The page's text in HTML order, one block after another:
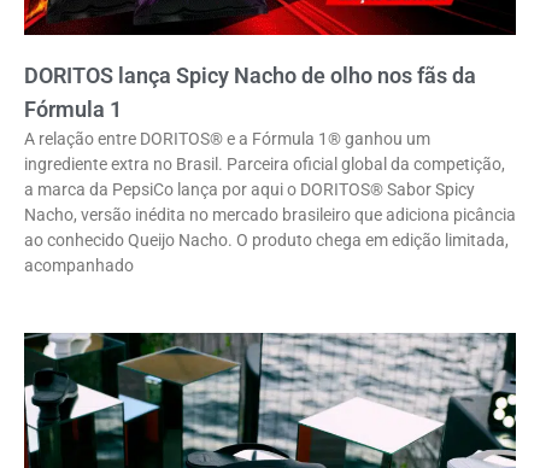
DORITOS lança Spicy Nacho de olho nos fãs da
Fórmula 1
A relação entre DORITOS® e a Fórmula 1® ganhou um
ingrediente extra no Brasil. Parceira oficial global da competição,
a marca da PepsiCo lança por aqui o DORITOS® Sabor Spicy
Nacho, versão inédita no mercado brasileiro que adiciona picância
ao conhecido Queijo Nacho. O produto chega em edição limitada,
acompanhado